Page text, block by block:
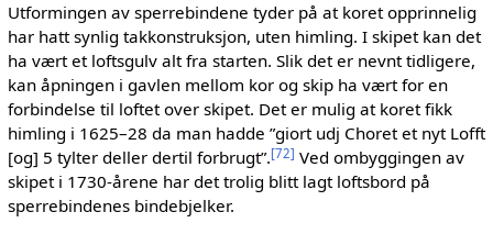
Utformingen av sperrebindene tyder på at koret opprinnelig
har hatt synlig takkonstruksjon, uten himling. I skipet kan det
ha vært et loftsgulv alt fra starten. Slik det er nevnt tidligere,
kan åpningen i gavlen mellom kor og skip ha vært for en
forbindelse til loftet over skipet. Det er mulig at koret fikk
himling i 1625–28 da man hadde ”giort udj Choret et nyt Lofft
[og] 5 tylter deller dertil forbrugt”.[72] Ved ombyggingen av
skipet i 1730-årene har det trolig blitt lagt loftsbord på
sperrebindenes bindebjelker.